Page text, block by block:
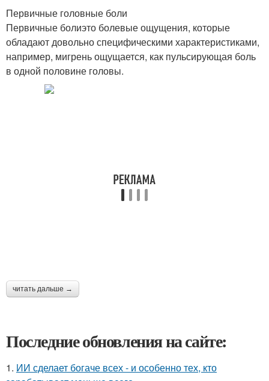
Первичные головные боли
Первичные болиэто болевые ощущения, которые
обладают довольно специфическими характеристиками,
например, мигрень ощущается, как пульсирующая боль
в одной половине головы.
читать дальше →
Последние обновления на сайте:
1. ИИ сделает богаче всех - и особенно тех, кто